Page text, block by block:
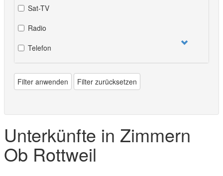
Sat-TV
Radio
Telefon
Filter anwenden Filter zurücksetzen
Unterkünfte in Zimmern
Ob Rottweil